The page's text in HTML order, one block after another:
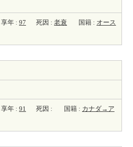
享年 : 97 死因 : 老衰 国籍 : オース
享年 : 91 死因 : 国籍 : カナダ→ア